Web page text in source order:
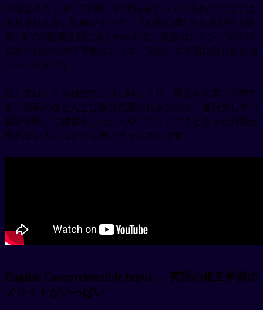
可能な入力」や「 TPRS」の手法をとっているわけではでは
ありませんが、動画がすべて、 A1 (初心者) から B2 (中上級
者) までの難易度別にまとめられて、英語コンテンツを学び
始めたばかりの学習者にとって、安心して学習に取り組める
チャンネルです。
話し方はとても自然で、少しゆっくり。発音も非常に明瞭で
す。動画のほとんどは数分程度の長さなので、毎日少しずつ
英語を聴いて練習をしたい人や、忙しくてまとまった時間が
取れない人にはとても良いチャンネルです。
English Comprehensible Input — 英語の相互学習の
メリットがいっぱい